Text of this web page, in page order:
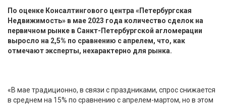
По оценке Консалтингового центра «Петербургская
Недвижимость» в мае 2023 года количество сделок на
первичном рынке в Санкт-Петербургской агломерации
выросло на 2,5% по сравнению с апрелем, что, как
отмечают эксперты, нехарактерно для рынка.
«В мае традиционно, в связи с праздниками, спрос снижается
в среднем на 15% по сравнению с апрелем-мартом, но в этом